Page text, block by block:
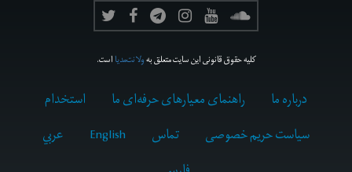
کلیه حقوق قانونی این سایت متعلق بهولانت‌مدیااست.
درباره ما راهنمای معیارهای حرفه‌ای ما
استخدام
سیاست حریم خصوصی
تماس English
عربي